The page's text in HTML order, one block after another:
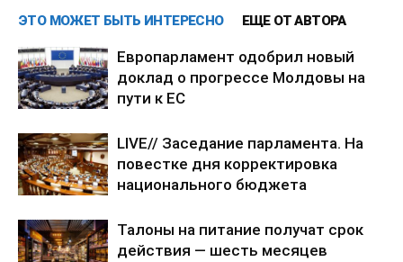
ЭТО МОЖЕТ БЫТЬ ИНТЕРЕСНО ЕЩЕ ОТ АВТОРА
Европарламент одобрил новый
доклад о прогрессе Молдовы на
пути к ЕС
LIVE// Заседание парламента. На
повестке дня корректировка
национального бюджета
Талоны на питание получат срок
действия — шесть месяцев